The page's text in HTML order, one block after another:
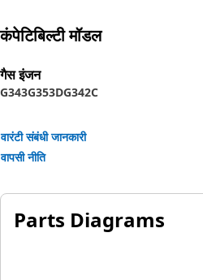
कंपेटिबिल्टी मॉडल
गैस इंजन
G343G353DG342C
वारंटी संबंधी जानकारी
वापसी नीति
Parts Diagrams